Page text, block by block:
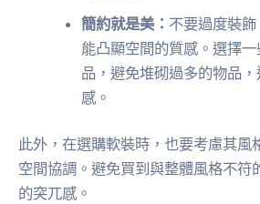
簡約就是美： 不要過度裝
能凸顯空間的質感。選擇
品，避免堆砌過多的物品
感。
此外，在選購軟裝時，也要考慮其風
空間協調。避免買到與整體風格不符
的突兀感。